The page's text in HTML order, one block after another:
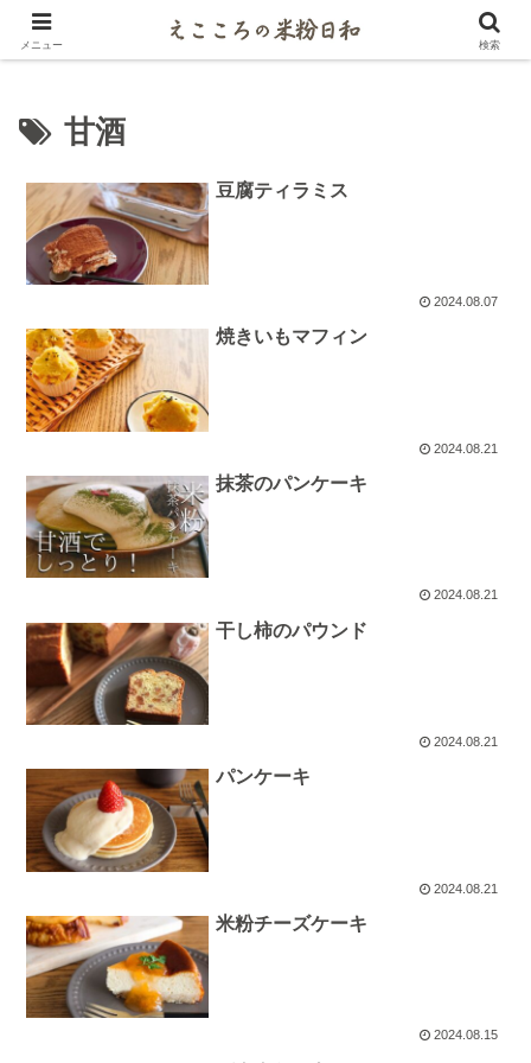
米粉マイスターがご紹介するパンとお菓子レシピ
甘酒
豆腐ティラミス
2024.08.07
焼きいもマフィン
2024.08.21
抹茶のパンケーキ
2024.08.21
干し柿のパウンド
2024.08.21
パンケーキ
2024.08.21
米粉チーズケーキ
2024.08.15
メニュー 検索